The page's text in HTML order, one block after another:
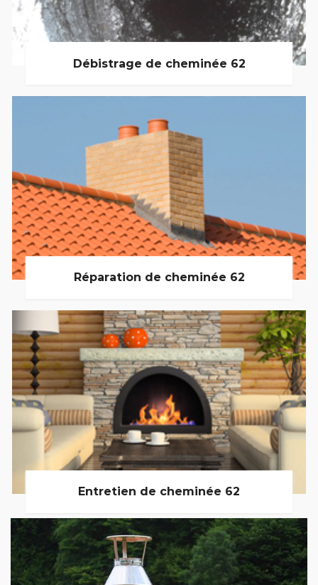
Débistrage de cheminée 62
Réparation de cheminée 62
Entretien de cheminée 62